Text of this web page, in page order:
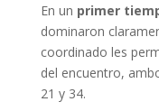
En un primer
dominaron
coordinado les
del encuentro,
21 y 34.